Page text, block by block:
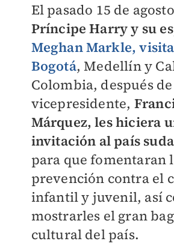
El pasado 15 de
Príncipe Harry y su
Meghan Markle,
Bogotá, Medellín y
Colombia, después
vicepresidente,
Márquez, les hiciera
invitación al país
para que fomentaran
prevención contra el
infantil y juvenil, así
mostrarles el gran
cultural del país.